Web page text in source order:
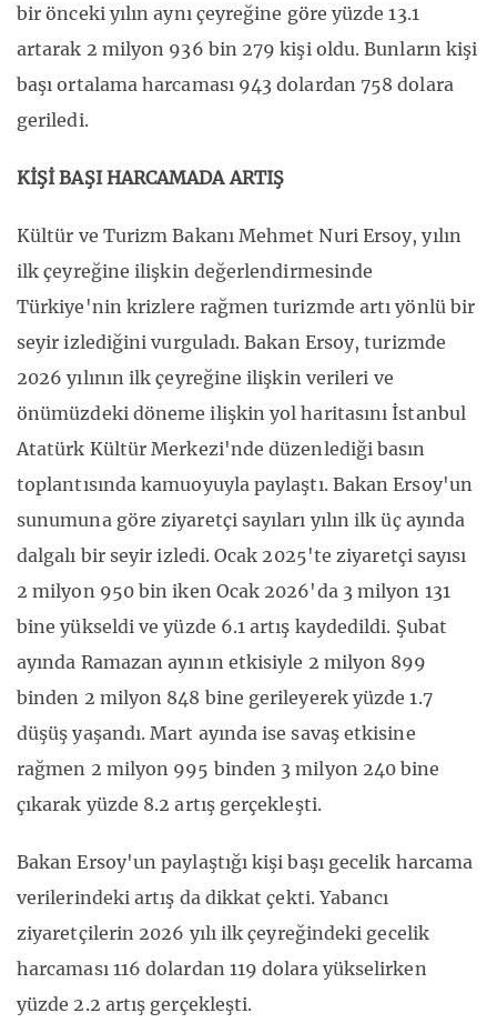
bir önceki yılın aynı çeyreğine göre yüzde 13.1
artarak 2 milyon 936 bin 279 kişi oldu. Bunların kişi
başı ortalama harcaması 943 dolardan 758 dolara
geriledi.
KİŞİ BAŞI HARCAMADA ARTIŞ
Kültür ve Turizm Bakanı Mehmet Nuri Ersoy, yılın
ilk çeyreğine ilişkin değerlendirmesinde
Türkiye'nin krizlere rağmen turizmde artı yönlü bir
seyir izlediğini vurguladı. Bakan Ersoy, turizmde
2026 yılının ilk çeyreğine ilişkin verileri ve
önümüzdeki döneme ilişkin yol haritasını İstanbul
Atatürk Kültür Merkezi'nde düzenlediği basın
toplantısında kamuoyuyla paylaştı. Bakan Ersoy'un
sunumuna göre ziyaretçi sayıları yılın ilk üç ayında
dalgalı bir seyir izledi. Ocak 2025'te ziyaretçi sayısı
2 milyon 950 bin iken Ocak 2026'da 3 milyon 131
bine yükseldi ve yüzde 6.1 artış kaydedildi. Şubat
ayında Ramazan ayının etkisiyle 2 milyon 899
binden 2 milyon 848 bine gerileyerek yüzde 1.7
düşüş yaşandı. Mart ayında ise savaş etkisine
rağmen 2 milyon 995 binden 3 milyon 240 bine
çıkarak yüzde 8.2 artış gerçekleşti.
Bakan Ersoy'un paylaştığı kişi başı gecelik harcama
verilerindeki artış da dikkat çekti. Yabancı
ziyaretçilerin 2026 yılı ilk çeyreğindeki gecelik
harcaması 116 dolardan 119 dolara yükselirken
yüzde 2.2 artış gerçekleşti.